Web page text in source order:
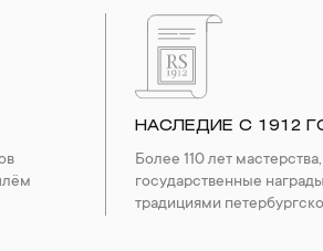
НАСЛЕДИЕ С 1912
Более 110 лет мастерства,
государственные
традициями